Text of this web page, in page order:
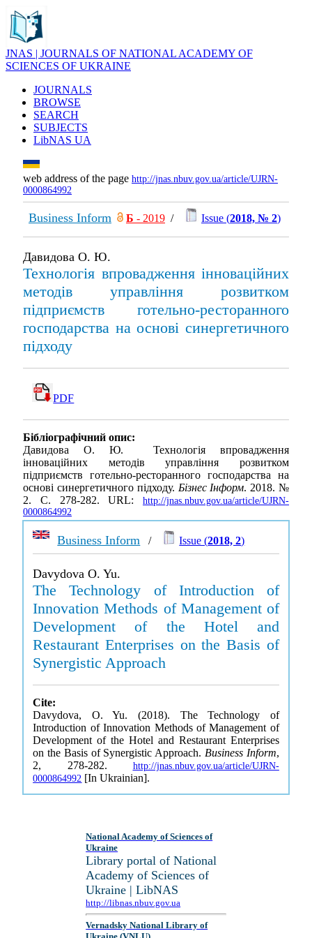
JNAS | JOURNALS OF NATIONAL ACADEMY OF
SCIENCES OF UKRAINE
JOURNALS
BROWSE
SEARCH
SUBJECTS
LibNAS UA
web address of the page http://jnas.nbuv.gov.ua/article/UJRN-
0000864992
Business Inform Б - 2019 / Issue (2018, № 2)
Давидова О. Ю.
Технологія впровадження інноваційних
методів управління розвитком
підприємств готельно-ресторанного
господарства на основі синергетичного
підходу
PDF
Бібліографічний опис:
Давидова О. Ю. Технологія впровадження
інноваційних методів управління розвитком
підприємств готельно-ресторанного господарства на
основі синергетичного підходу. Бізнес Інформ. 2018. №
2. С. 278-282. URL: http://jnas.nbuv.gov.ua/article/UJRN-
0000864992
Business Inform / Issue (2018, 2)
Davydova O. Yu.
The Technology of Introduction of
Innovation Methods of Management of
Development of the Hotel and
Restaurant Enterprises on the Basis of
Synergistic Approach
Cite:
Davydova, O. Yu. (2018). The Technology of
Introduction of Innovation Methods of Management of
Development of the Hotel and Restaurant Enterprises
on the Basis of Synergistic Approach. Business Inform,
2, 278-282. http://jnas.nbuv.gov.ua/article/UJRN-
0000864992 [In Ukrainian].
National Academy of Sciences of
Ukraine
Library portal of National
Academy of Sciences of
Ukraine | LibNAS
http://libnas.nbuv.gov.ua
Vernadsky National Library of